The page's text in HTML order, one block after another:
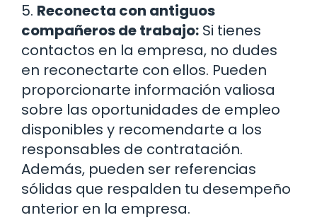
5. Reconecta con antiguos
compañeros de trabajo: Si tienes
contactos en la empresa, no dudes
en reconectarte con ellos. Pueden
proporcionarte información valiosa
sobre las oportunidades de empleo
disponibles y recomendarte a los
responsables de contratación.
Además, pueden ser referencias
sólidas que respalden tu desempeño
anterior en la empresa.